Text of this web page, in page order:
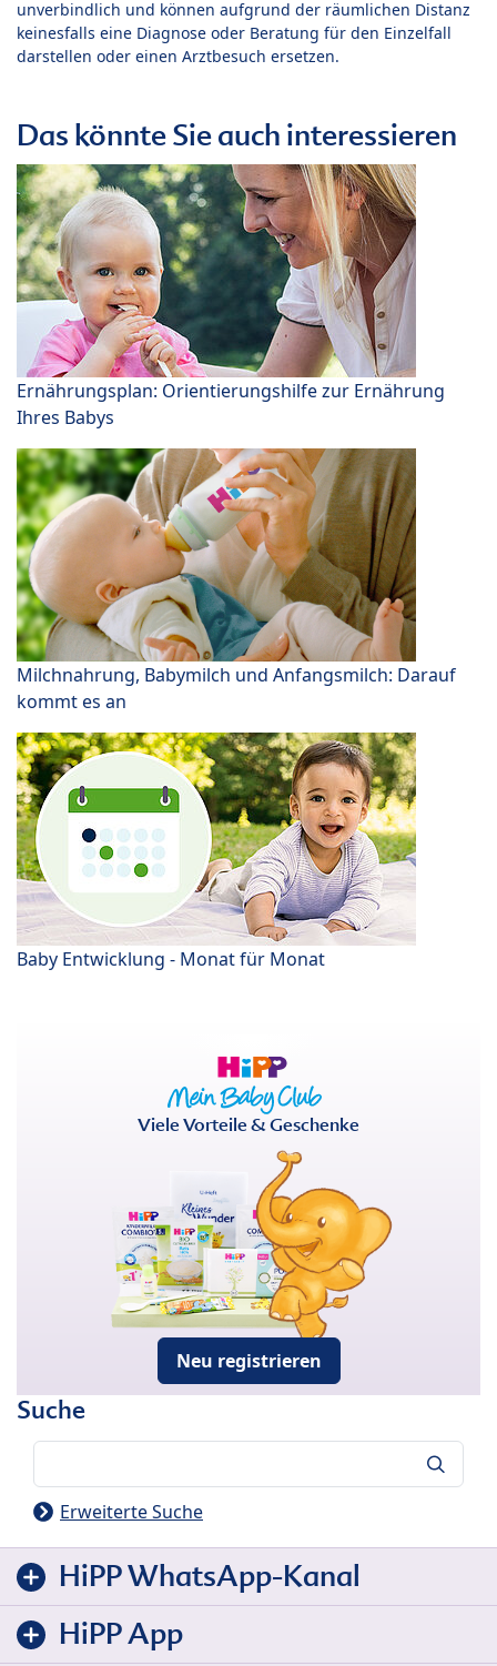
unverbindlich und können aufgrund der räumlichen Distanz
keinesfalls eine Diagnose oder Beratung für den Einzelfall
darstellen oder einen Arztbesuch ersetzen.
Das könnte Sie auch interessieren
Ernährungsplan: Orientierungshilfe zur Ernährung
Ihres Babys
Milchnahrung, Babymilch und Anfangsmilch: Darauf
kommt es an
Baby Entwicklung - Monat für Monat
Viele Vorteile & Geschenke
Neu registrieren
Suche
Erweiterte Suche
HiPP WhatsApp-Kanal
HiPP App